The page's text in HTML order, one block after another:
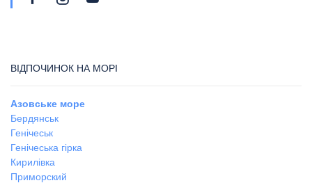
ВІДПОЧИНОК НА МОРІ
Азовське море
Бердянськ
Генічеськ
Генічеська гірка
Кирилівка
Приморский